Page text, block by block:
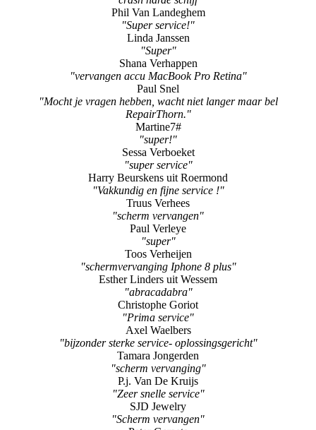
Jos Timmermans
"Snel en vakkundig !"
Linda Tauber uit Hunsel
"crash harde schijf"
Phil Van Landeghem
"Super service!"
Linda Janssen
"Super"
Shana Verhappen
"vervangen accu MacBook Pro Retina"
Paul Snel
"Mocht je vragen hebben, wacht niet langer maar bel
RepairThorn."
Martine7#
"super!"
Sessa Verboeket
"super service"
Harry Beurskens uit Roermond
"Vakkundig en fijne service !"
Truus Verhees
"scherm vervangen"
Paul Verleye
"super"
Toos Verheijen
"schermvervanging Iphone 8 plus"
Esther Linders uit Wessem
"abracadabra"
Christophe Goriot
"Prima service"
Axel Waelbers
"bijzonder sterke service- oplossingsgericht"
Tamara Jongerden
"scherm vervanging"
P.j. Van De Kruijs